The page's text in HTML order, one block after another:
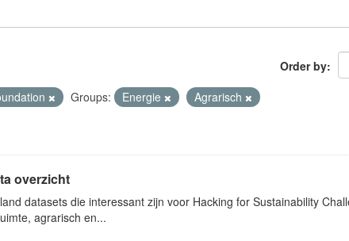
Order by
Groups: Energie
Agrarisch
overzicht
datasets die interessant zijn voor Hacking for Sustainability
agrarisch en...